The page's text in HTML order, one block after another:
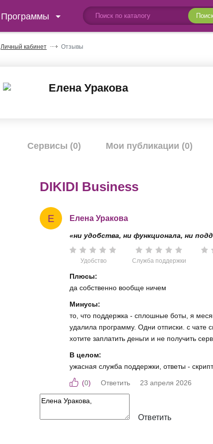
Программы
Личный кабинет Отзывы
Елена Уракова
Сервисы (0) Мои публикации (0)
DIKIDI Business
Е Елена Уракова
«ни удобства, ни функционала, ни
Удобство Служба поддержки
Плюсы:
да собственно вообще ничем
Минусы:
то, что поддержка - сплошные боты, я
удалила программу. Одни отписки. с чате
хотите заплатить деньги и не получить
В целом:
ужасная служба поддержки, ответы -
(0) Ответить 23 апреля 2026
Ответить